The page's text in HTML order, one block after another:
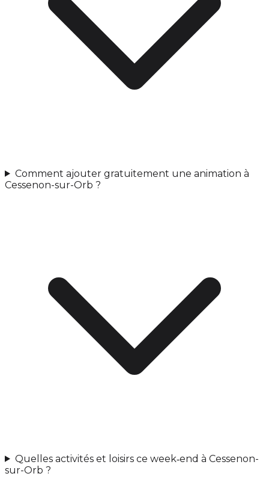
Comment ajouter gratuitement une animation à
Cessenon-sur-Orb ?
Quelles activités et loisirs ce week‑end à Cessenon-
sur-Orb ?